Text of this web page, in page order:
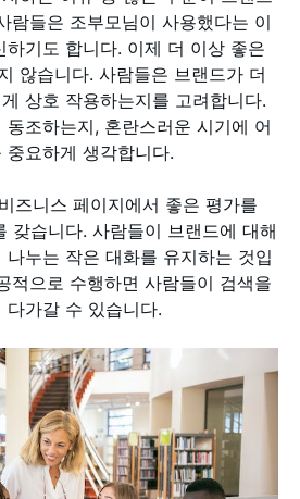
람들은 조부모님이 사용했다는 이
하기도 합니다. 이제 더 이상 좋은
않습니다. 사람들은 브랜드가 더
상호 작용하는지를 고려합니다.
조하는지, 혼란스러운 시기에 어
요하게 생각합니다.
즈니스 페이지에서 좋은 평가를
갖습니다. 사람들이 브랜드에 대해
누는 작은 대화를 유지하는 것입
적으로 수행하면 사람들이 검색을
가갈 수 있습니다.